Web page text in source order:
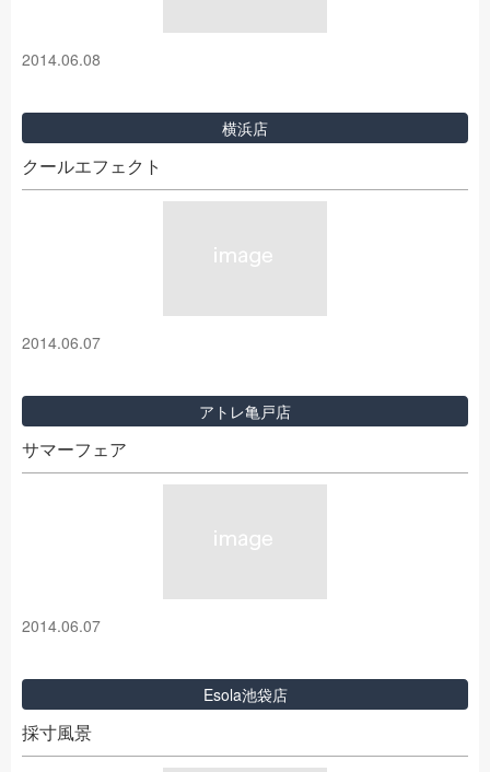
2014.06.08
横浜店
クールエフェクト
2014.06.07
アトレ亀戸店
サマーフェア
2014.06.07
Esola池袋店
採寸風景